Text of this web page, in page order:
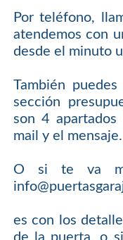
Por teléfono,
atendemos con
desde el minuto
También
sección
son 4
mail y el mensaje.
O si te va
es con los